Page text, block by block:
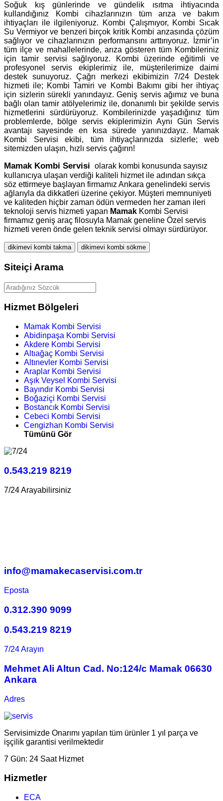
Soğuk kış günlerinde ve gündelik ısıtma ihtiyacında
kullandığınız Kombi cihazlarınızın tüm arıza ve bakım
ihtiyaçları ile ilgileniyoruz. Kombi Çalışmıyor, Kombi Sıcak
Su Vermiyor ve benzeri birçok kritik Kombi arızasında çözüm
sağlıyor ve cihazlarınızın performansını arttırıyoruz. İzmir’in
tüm ilçe ve mahallelerinde, arıza gösteren tüm Kombileriniz
için tamir servisi sağlıyoruz. Kombi üzerinde eğitimli ve
profesyonel servis ekiplerimiz ile, müşterilerimize daimi
destek sunuyoruz. Çağrı merkezi ekibimizin 7/24 Destek
hizmeti ile; Kombi Tamiri ve Kombi Bakımı gibi her ihtiyaç
için sizlerin sürekli yanındayız. Geniş servis ağımız ve buna
bağlı olan tamir atölyelerimiz ile, donanımlı bir şekilde servis
hizmetlerini sürdürüyoruz. Kombilerinizde yaşadığınız tüm
problemlerde, bölge servis ekiplerimizin Aynı Gün Servis
avantajı sayesinde en kısa sürede yanınızdayız. Mamak
Kombi Servisi ekibi, tüm ihtiyaçlarınızda sizlerle; web
sitemizden ulaşın, hızlı servis çağırın!
MamakKombi Servisi olarak kombi konusunda sayısız
kullanıcıya ulaşan verdiği kaliteli hizmet ile adından sıkça
söz ettirmeye başlayan firmamız Ankara genelindeki servis
ağlarıyla da dikkatleri üzerine çekiyor. Müşteri memnuniyeti
ve kaliteden hiçbir zaman ödün vermeden her zaman ileri
teknoloji servis hizmeti yapan Mamak Kombi Servisi
firmamız geniş araç filosuyla Mamak geneline Özel servis
hizmeti veren önde gelen teknik servisi olmayı sürdürüyor.
dikimevi kombi takma dikimevi kombi sökme
Siteiçi Arama
Hizmet Bölgeleri
Mamak Kombi Servisi
Abidinpaşa Kombi Servisi
Akdere Kombi Servisi
Altıağaç Kombi Servisi
Altınevler Kombi Servisi
Araplar Kombi Servisi
Aşık Veysel Kombi Servisi
Bayındır Kombi Servisi
Boğaziçi Kombi Servisi
Bostancık Kombi Servisi
Cebeci Kombi Servisi
Cengizhan Kombi Servisi
Tümünü Gör
0.543.219 8219
7/24 Arayabilirsiniz
info@mamakecaservisi.com.tr
Eposta
0.312.390 9099
0.543.219 8219
7/24 Arayın
Mehmet Ali Altun Cad. No:124/c Mamak 06630
Ankara
Adres
Servisimizde Onarımı yapılan tüm ürünler 1 yıl parça ve
işçilik garantisi verilmektedir
7 Gün: 24 Saat Hizmet
Hizmetler
ECA